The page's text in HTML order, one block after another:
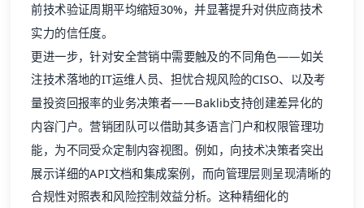
前技术验证周期平均缩短30%，并显著提升对供应商技术
实力的信任度。
更进一步，针对安全营销中需要触及的不同角色——如关
注技术落地的IT运维人员、担忧合规风险的CISO、以及考
量投资回报率的业务决策者——Baklib支持创建差异化的
内容门户。营销团队可以借助其多语言门户和权限管理功
能，为不同受众定制内容视图。例如，向技术决策者突出
展示详细的API文档和集成案例，而向管理层则呈现清晰的
合规性对照表和风险控制效益分析。这种精细化的